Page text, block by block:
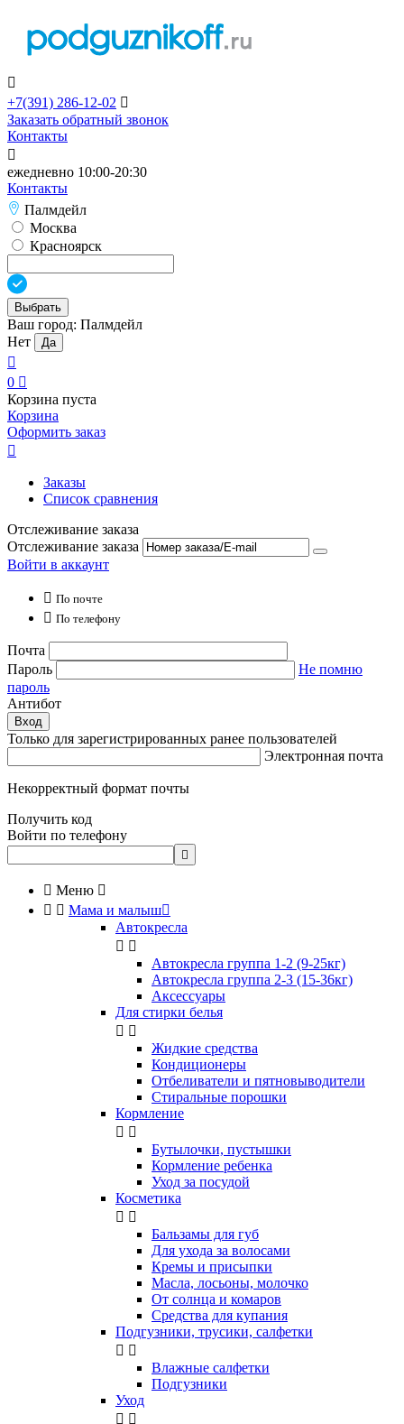

+7(391) 286-12-02 
Заказать обратный звонок
Контакты

ежедневно 10:00-20:30
Контакты
Палмдейл
Москва
Красноярск
Выбрать
Ваш город: Палмдейл
Нет
Да

0 
Корзина пуста
Корзина
Оформить заказ

Заказы
Список сравнения
Отслеживание заказа
Отслеживание заказа
Войти в аккаунт
 По почте
 По телефону
Почта
Пароль
Не помню
пароль
Антибот
Вход
Только для зарегистрированных ранее пользователей
Электронная почта
Некорректный формат почты
Получить код
Войти по телефону

 Меню 
  Мама и малыш
Автокресла
 
Автокресла группа 1-2 (9-25кг)
Автокресла группа 2-3 (15-36кг)
Аксессуары
Для стирки белья
 
Жидкие средства
Кондиционеры
Отбеливатели и пятновыводители
Стиральные порошки
Кормление
 
Бутылочки, пустышки
Кормление ребенка
Уход за посудой
Косметика
 
Бальзамы для губ
Для ухода за волосами
Кремы и присыпки
Масла, лосьоны, молочко
От солнца и комаров
Средства для купания
Подгузники, трусики, салфетки
 
Влажные салфетки
Подгузники
Уход
 